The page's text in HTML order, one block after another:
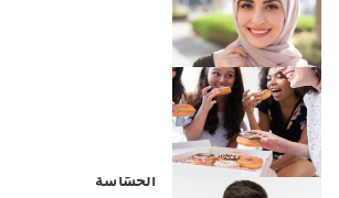
الحسّاسة